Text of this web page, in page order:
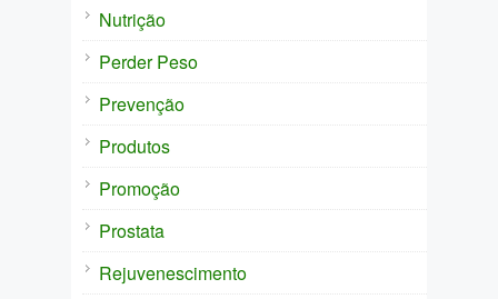
Nutrição
Perder Peso
Prevenção
Produtos
Promoção
Prostata
Rejuvenescimento